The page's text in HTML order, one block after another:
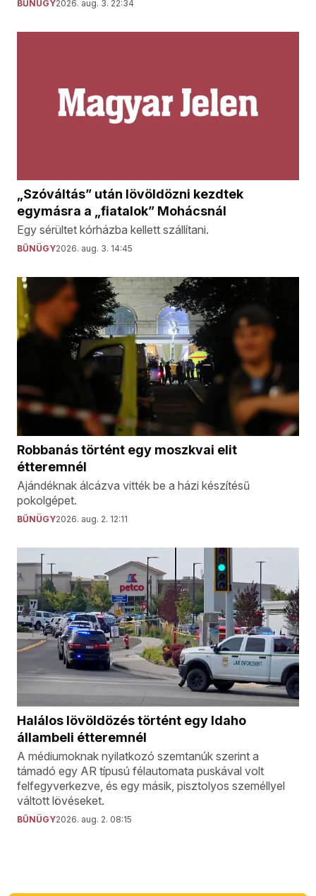
BŰNÜGY2026. aug. 3. 22:34
„Szóváltás” után lövöldözni kezdtek
egymásra a „fiatalok” Mohácsnál
Egy sérültet kórházba kellett szállítani.
BŰNÜGY2026. aug. 3. 14:45
Robbanás történt egy moszkvai elit
étteremnél
Ajándéknak álcázva vitték be a házi készítésű
pokolgépet.
BŰNÜGY2026. aug. 2. 12:11
Halálos lövöldözés történt egy Idaho
állambeli étteremnél
A médiumoknak nyilatkozó szemtanúk szerint a
támadó egy AR típusú félautomata puskával volt
felfegyverkezve, és egy másik, pisztolyos személlyel
váltott lövéseket.
BŰNÜGY2026. aug. 2. 08:15